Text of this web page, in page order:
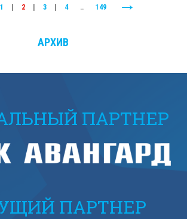
1 2 3 4 .. 149
АРХИВ
ПАРТНЕР
ПАРТНЕР